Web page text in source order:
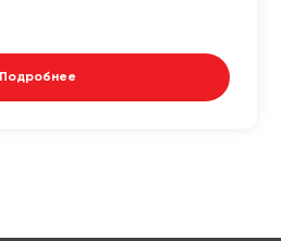
Подробнее